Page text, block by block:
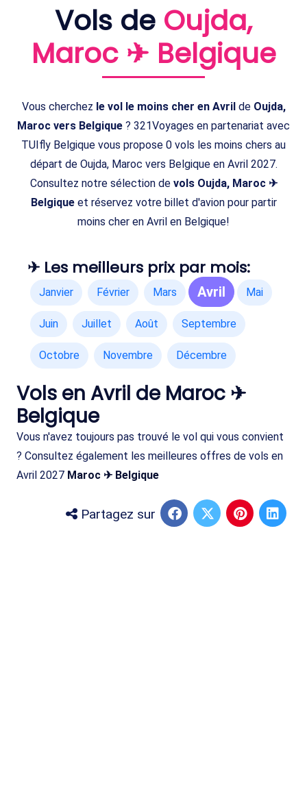
Vols de Oujda,
Maroc ✈ Belgique
Vous cherchez le vol le moins cher en Avrilde Oujda,
Maroc vers Belgique ? 321Voyages en partenariat avec
TUIfly Belgique vous propose 0 vols les moins chers au
départ de Oujda, Maroc vers Belgique en Avril 2027.
Consultez notre sélection de vols Oujda, Maroc ✈
Belgiqueet réservez votre billet d'avion pour partir
moins cher en Avril en Belgique!
✈ Les meilleurs prix par mois:
Janvier Février Mars Avril Mai
Juin Juillet Août Septembre
Octobre Novembre Décembre
Vols en Avril de Maroc ✈
Belgique
Vous n'avez toujours pas trouvé le vol qui vous convient
? Consultez également les meilleures offres de vols en
Avril 2027 Maroc ✈ Belgique
Partagez sur